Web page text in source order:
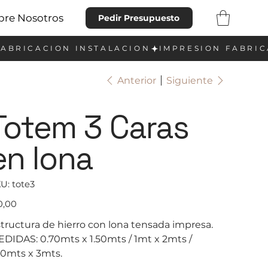
Nosotros Pedir Presupuesto
Anterior Siguiente
3 Caras
lona
SKU
tote3
tote3
de hierro con lona tensada impresa.
0.70mts x 1.50mts / 1mt x 2mts /
x 3mts.